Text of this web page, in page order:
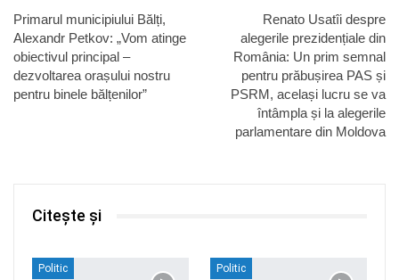
Primarul municipiului Bălți,
Alexandr Petkov: „Vom atinge
obiectivul principal –
dezvoltarea orașului nostru
pentru binele bălțenilor”
Renato Usatîi despre
alegerile prezidențiale din
România: Un prim semnal
pentru prăbușirea PAS și
PSRM, același lucru se va
întâmpla și la alegerile
parlamentare din Moldova
Citește și
Politic Politic